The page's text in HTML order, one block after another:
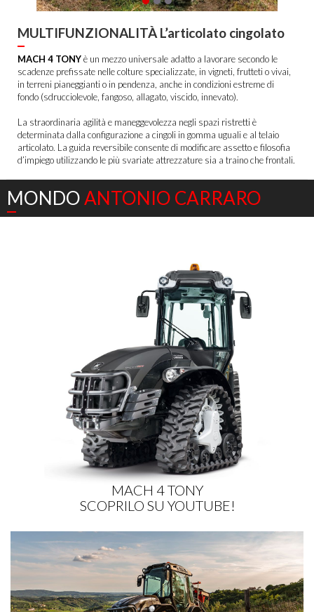
MULTIFUNZIONALITÀ L’articolato cingolato
MACH 4 TONYè un mezzo universale adatto a lavorare secondo le
scadenze prefissate nelle colture specializzate, in vigneti, frutteti o vivai,
in terreni pianeggianti o in pendenza, anche in condizioni estreme di
fondo (sdrucciolevole, fangoso, allagato, viscido, innevato).
La straordinaria agilità e maneggevolezza negli spazi ristretti è
determinata dalla configurazione a cingoli in gomma uguali e al telaio
articolato. La guida reversibile consente di modificare assetto e filosofia
d’impiego utilizzando le più svariate attrezzature sia a traino che frontali.
MONDOANTONIO CARRARO
MACH 4 TONY
SCOPRILO SU YOUTUBE!